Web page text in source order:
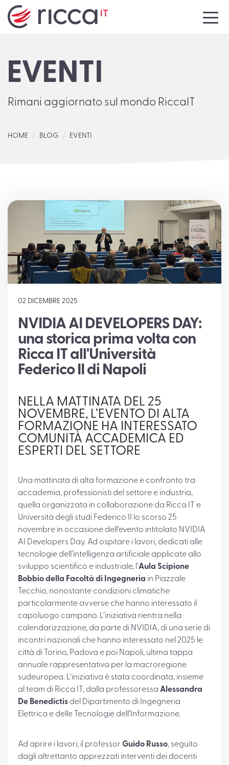
SERVIZI
LAVORA CON NOI
SUPPORTO
EVENTI
Rimani aggiornato sul mondo RiccaIT
HOME BLOG EVENTI
02 DICEMBRE 2025
NVIDIA AI DEVELOPERS DAY:
una storica prima volta con
Ricca IT all'Università
Federico II di Napoli
NELLA MATTINATA DEL 25
NOVEMBRE, L’EVENTO DI ALTA
FORMAZIONE HA INTERESSATO
COMUNITÀ ACCADEMICA ED
ESPERTI DEL SETTORE
Una mattinata di alta formazione e confronto tra
accademia, professionisti del settore e industria,
quella organizzata in collaborazione da Ricca IT e
Università degli studi Federico II lo scorso 25
novembre in occasione dell’evento intitolato NVIDIA
AI Developers Day. Ad ospitare i lavori, dedicati alle
tecnologie dell’intelligenza artificiale applicate allo
sviluppo scientifico e industriale, l’Aula Scipione
Bobbio della Facoltà di Ingegneria in Piazzale
Tecchio, nonostante condizioni climatiche
particolarmente avverse che hanno interessato il
capoluogo campano. L’iniziativa rientra nella
calendarizzazione, da parte di NVIDIA, di una serie di
incontri nazionali che hanno interessato nel 2025 le
città di Torino, Padova e poi Napoli, ultima tappa
annuale rappresentativa per la macroregione
sudeuropea. L’iniziativa è stata coordinata, insieme
al team di Ricca IT, dalla professoressa Alessandra
De Benedictis del Dipartimento di Ingegneria
Elettrica e delle Tecnologie dell’Informazione.
Ad aprire i lavori, il professor Guido Russo, seguito
dagli altrettanto apprezzati interventi dei docenti